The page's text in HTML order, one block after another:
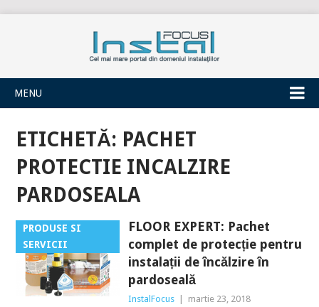
INSTALFOCUS
MENU
ETICHETĂ: PACHET
PROTECTIE INCALZIRE
PARDOSEALA
PRODUSE SI
SERVICII
FLOOR EXPERT: Pachet
complet de protecție pentru
instalații de încălzire în
pardoseală
InstalFocus martie 23, 2018